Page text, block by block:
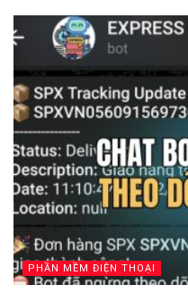
PHẦN MỀM ĐIỆN THOẠI